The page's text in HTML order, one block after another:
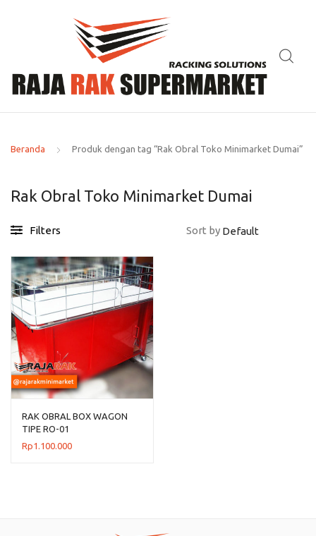
Beranda Produk dengan tag “Rak Obral Toko Minimarket Dumai”
Rak Obral Toko Minimarket Dumai
Filters Sort by
RAK OBRAL BOX WAGON
TIPE RO-01
Rp1.100.000